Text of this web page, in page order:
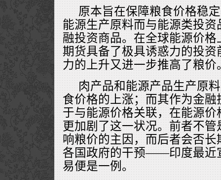
原本旨在保障粮食价格稳
能源生产原料而与能源类投
融投资商品。在全球能源价
期货具备了极具诱惑力的投
力的上升又进一步推高了粮价
肉产品和能源产品生产原
食价格的上涨；而其作为金
于与能源价格关联，在能源
更加剧了这一状况。前者不
响粮价的主因，而后者会否
各国政府的干预——印度最近
易便是一例。